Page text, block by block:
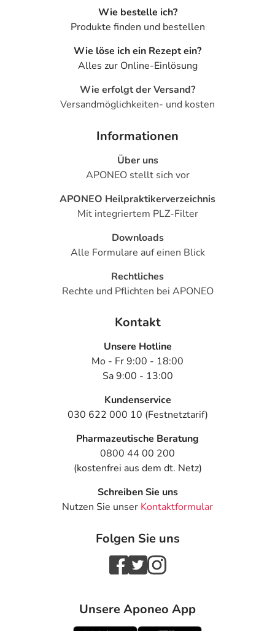
Wie bestelle ich?
Produkte finden und bestellen
Wie löse ich ein Rezept ein?
Alles zur Online-Einlösung
Wie erfolgt der Versand?
Versandmöglichkeiten- und kosten
Informationen
Über uns
APONEO stellt sich vor
APONEO Heilpraktikerverzeichnis
Mit integriertem PLZ-Filter
Downloads
Alle Formulare auf einen Blick
Rechtliches
Rechte und Pflichten bei APONEO
Kontakt
Unsere Hotline
Mo - Fr 9:00 - 18:00
Sa 9:00 - 13:00
Kundenservice
030 622 000 10 (Festnetztarif)
Pharmazeutische Beratung
0800 44 00 200
(kostenfrei aus dem dt. Netz)
Schreiben Sie uns
Nutzen Sie unser Kontaktformular
Folgen Sie uns
Unsere Aponeo App